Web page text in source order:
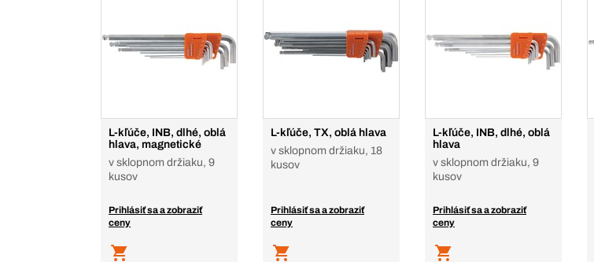
L-kľúče, INB, dlhé, oblá
hlava, magnetické
v sklopnom držiaku, 9
kusov
Prihlásiť sa a zobraziť
ceny
L-kľúče, TX, oblá hlava
v sklopnom držiaku, 18
kusov
Prihlásiť sa a zobraziť
ceny
L-kľúče, INB, dlhé, oblá
hlava
v sklopnom držiaku, 9
kusov
Prihlásiť sa a zobraziť
ceny